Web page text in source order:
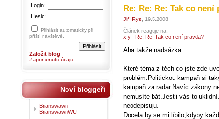
Re: Re: Re: Tak co není
Jiří Rys , 19.5.2008
Článek reaguje na:
x y - Re: Re: Tak co není pravda?
Aha takže nadsázka...
Které téma z těch co jste zde
problém.Politickou kampaň si
kampaň za radar.Navíc zákony
nemusíte bát.Jestli vás to
neodepisuju.
Docela by se mi líbilo,kdyby
Login:
Heslo:
Přihlásit automaticky při
příští návštěvě.
Založit blog
Zapomenuté údaje
Noví bloggeři
Brianswawn
BrianswawnWU